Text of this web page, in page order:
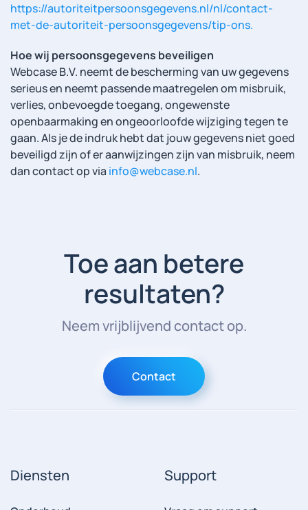
https://autoriteitpersoonsgegevens.nl/nl/contact-
met-de-autoriteit-persoonsgegevens/tip-ons.
Hoe wij persoonsgegevens beveiligen
Webcase B.V. neemt de bescherming van uw gegevens
serieus en neemt passende maatregelen om misbruik,
verlies, onbevoegde toegang, ongewenste
openbaarmaking en ongeoorloofde wijziging tegen te
gaan. Als je de indruk hebt dat jouw gegevens niet goed
beveiligd zijn of er aanwijzingen zijn van misbruik, neem
dan contact op via info@webcase.nl.
Toe aan betere
resultaten?
Neem vrijblijvend contact op.
Contact
Diensten Support